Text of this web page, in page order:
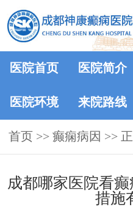
医院首页 医院简介
医院环境 来院路线
首页 >> 癫痫病因 >>
成都哪家医院看
措施